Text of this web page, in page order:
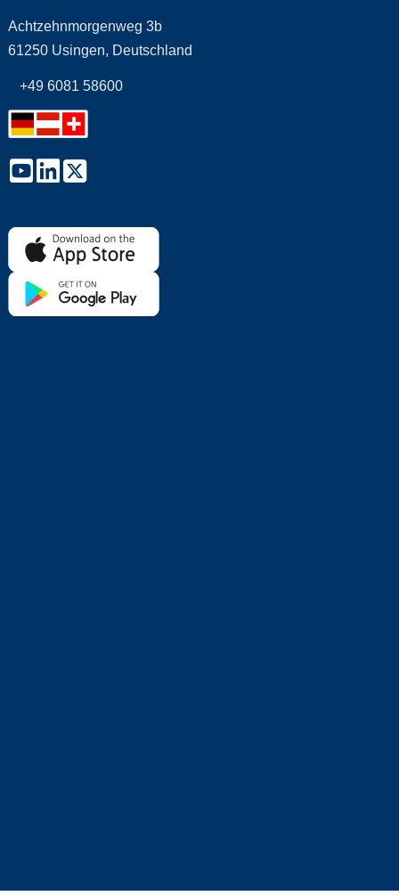
Achtzehnmorgenweg 3b
61250 Usingen, Deutschland
+49 6081 58600